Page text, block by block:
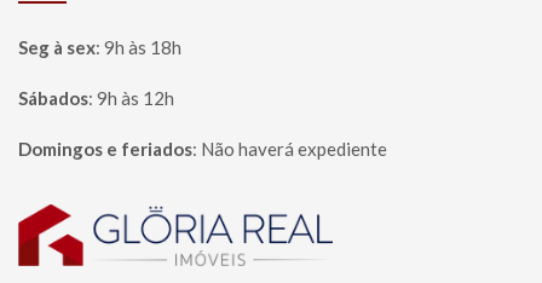
Seg à sex: 9h às 18h
Sábados: 9h às 12h
Domingos e feriados: Não haverá expediente
Página inicial